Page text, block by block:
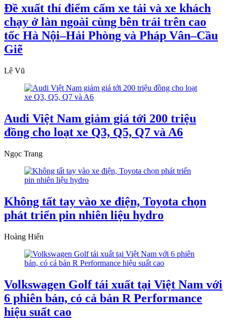
Đề xuất thí điểm cấm xe tải và xe khách
chạy ở làn ngoài cùng bên trái trên cao
tốc Hà Nội–Hải Phòng và Pháp Vân–Cầu
Giẽ
Lê Vũ
Audi Việt Nam giảm giá tới 200 triệu
đồng cho loạt xe Q3, Q5, Q7 và A6
Ngọc Trang
Không tất tay vào xe điện, Toyota chọn
phát triển pin nhiên liệu hydro
Hoàng Hiển
Volkswagen Golf tái xuất tại Việt Nam với
6 phiên bản, có cả bản R Performance
hiệu suất cao